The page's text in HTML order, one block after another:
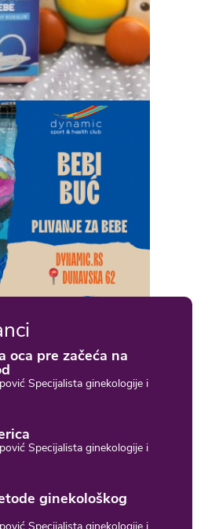
oca pre začeća na
Specijalista ginekologije i
Specijalista ginekologije i
ginekološkog